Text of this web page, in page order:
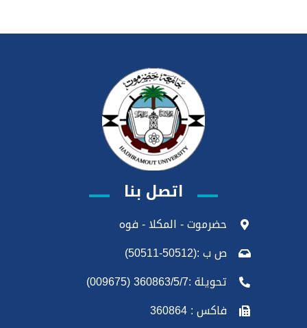
اتصل بنا
حضرموت - المكلا - فوه
ص ب :(50512-50511)
تحويلة :360863/5/7 (009675)
فاكس : 360864